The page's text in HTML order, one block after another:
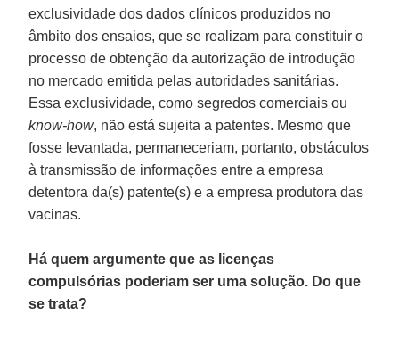
exclusividade dos dados clínicos produzidos no
âmbito dos ensaios, que se realizam para constituir o
processo de obtenção da autorização de introdução
no mercado emitida pelas autoridades sanitárias.
Essa exclusividade, como segredos comerciais ou
know-how, não está sujeita a patentes. Mesmo que
fosse levantada, permaneceriam, portanto, obstáculos
à transmissão de informações entre a empresa
detentora da(s) patente(s) e a empresa produtora das
vacinas.
Há quem argumente que as licenças
compulsórias poderiam ser uma solução. Do que
se trata?